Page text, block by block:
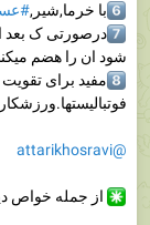
با خرما,شیر,
درصورتی ک بعد
شود ان را هضم
مفید برای
@attarikhosravi
از جمله خواص